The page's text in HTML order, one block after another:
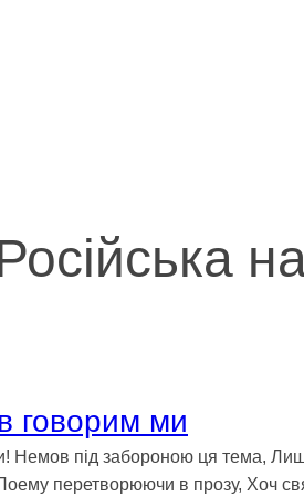
говорим ми
Немов під забороною ця тема,
перетворюючи в прозу, Хоч